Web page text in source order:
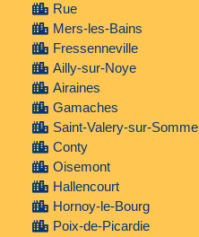
Rue
Mers-les-Bains
Fressenneville
Ailly-sur-Noye
Airaines
Gamaches
Saint-Valery-sur-Somme
Conty
Oisemont
Hallencourt
Hornoy-le-Bourg
Poix-de-Picardie